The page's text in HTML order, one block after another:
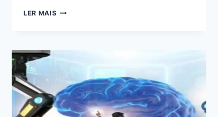
LER MAIS 05
COMO
USAR
MARKETING
DE
CONTEÚDO
PARA